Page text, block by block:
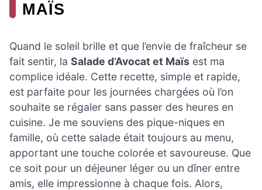
MAÏS
Quand le soleil brille et que l’envie de fraîcheur se
fait sentir, la Salade d’Avocat et Maïs est ma
complice idéale. Cette recette, simple et rapide,
est parfaite pour les journées chargées où l’on
souhaite se régaler sans passer des heures en
cuisine. Je me souviens des pique-niques en
famille, où cette salade était toujours au menu,
apportant une touche colorée et savoureuse. Que
ce soit pour un déjeuner léger ou un dîner entre
amis, elle impressionne à chaque fois. Alors,